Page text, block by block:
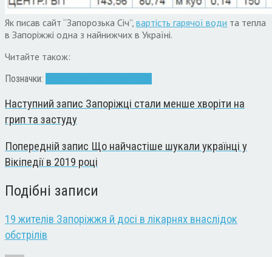
Як писав сайт “Запорозька Січ”, вартість гарячої води та тепла
в Запоріжжі одна з найнижчих в Україні.
Читайте також:
Позначки:
Наступний запис Запоріжці стали менше хворіти на
грип та застуду
Попередній запис Що найчастіше шукали українці у
Вікіпедії в 2019 році
Подібні записи
19 жителів Запоріжжя й досі в лікарнях внаслідок
обстрілів